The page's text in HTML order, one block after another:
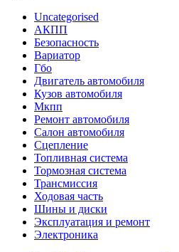
Uncategorised
АКПП
Безопасность
Вариатор
Гбо
Двигатель автомобиля
Кузов автомобиля
Мкпп
Ремонт автомобиля
Салон автомобиля
Сцепление
Топливная система
Тормозная система
Трансмиссия
Ходовая часть
Шины и диски
Эксплуатация и ремонт
Электроника